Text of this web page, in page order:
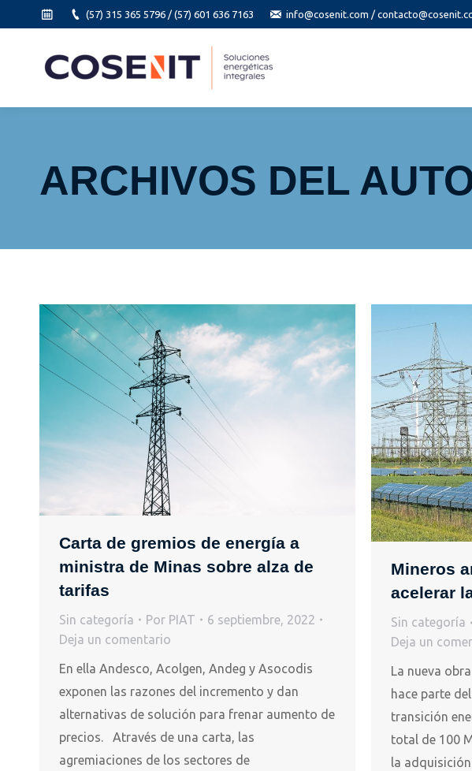
(57) 315 365 5796 / (57) 601 636 7163 info@cosenit.com /
ARCHIVOS DEL
Carta de gremios de energía a
ministra de Minas sobre alza de
tarifas
Sin categoría Por PIAT
6 septiembre, 2022
Deja un comentario
En ella Andesco, Acolgen, Andeg y Asocodis
exponen las razones del incremento y dan
alternativas de solución para frenar aumento de
precios. Através de una carta, las
agremiaciones de los sectores de
Mineros
acelerar
Sin categoría
Deja un
La nueva
hace parte
transición
total de 100
la